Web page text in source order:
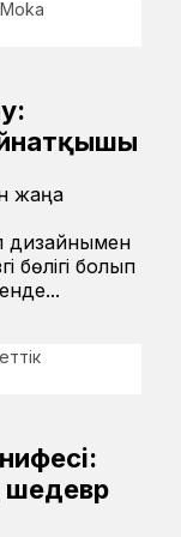
жаңа
дизайнымен
бөлігі болып
шедевр